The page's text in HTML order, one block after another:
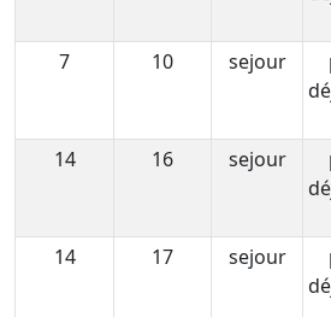
7
10 sejour
14
16 sejour
14
17 sejour